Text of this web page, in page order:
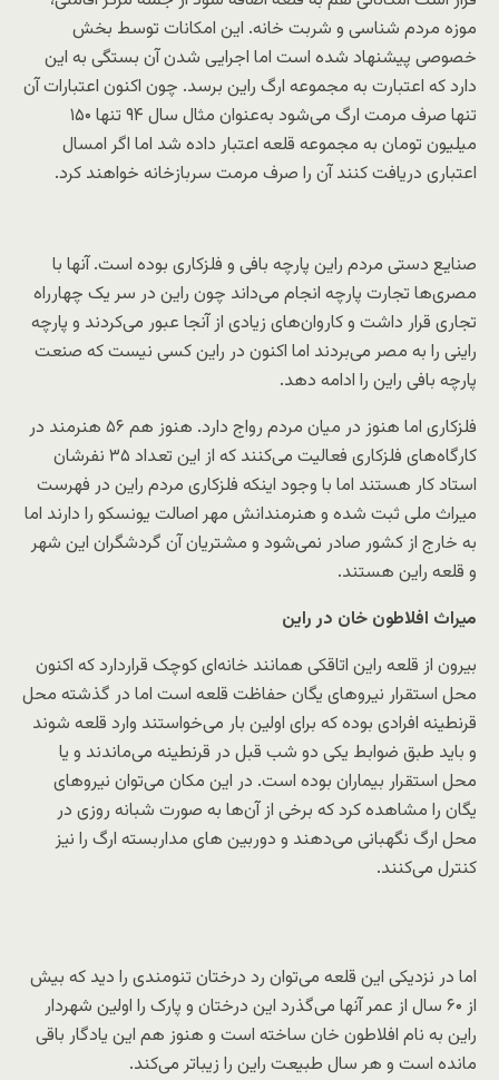
موزه مردم شناسی و شربت خانه. این امکانات توسط بخش
خصوصی پیشنهاد شده است اما اجرایی شدن آن بستگی به این
دارد که اعتبارت به مجموعه ارگ راین برسد. چون اکنون اعتبارات آن
تنها صرف مرمت ارگ می‌شود به‌عنوان مثال سال ۹۴ تنها ۱۵۰
میلیون تومان به مجموعه قلعه اعتبار داده شد اما اگر امسال
اعتباری دریافت کنند آن را صرف مرمت سربازخانه خواهند کرد.
صنایع دستی مردم راین پارچه بافی و فلزکاری بوده است. آنها با
مصری‌ها تجارت پارچه انجام می‌داند چون راین در سر یک چهارراه
تجاری قرار داشت و کاروان‌های زیادی از آنجا عبور می‌کردند و پارچه
راینی را به مصر می‌بردند اما اکنون در راین کسی نیست که صنعت
پارچه بافی راین را ادامه دهد.
فلزکاری اما هنوز در میان مردم رواج دارد. هنوز هم ۵۶ هنرمند در
کارگاه‌های فلزکاری فعالیت می‌کنند که از این تعداد ۳۵ نفرشان
استاد کار هستند اما با وجود اینکه فلزکاری مردم راین در فهرست
میراث ملی ثبت شده و هنرمندانش مهر اصالت یونسکو را دارند اما
به خارج از کشور صادر نمی‌شود و مشتریان آن گردشگران این شهر
و قلعه راین هستند.
میراث افلاطون خان در راین
بیرون از قلعه راین اتاقکی همانند خانه‌ای کوچک قراردارد که اکنون
محل استقرار نیروهای یگان حفاظت قلعه است اما در گذشته محل
قرنطینه افرادی بوده که برای اولین بار می‌خواستند وارد قلعه شوند
و باید طبق ضوابط یکی دو شب قبل در قرنطینه می‌ماندند و یا
محل استقرار بیماران بوده است. در این مکان می‌توان نیروهای
یگان را مشاهده کرد که برخی از آن‌ها به صورت شبانه روزی در
محل ارگ نگهبانی می‌دهند و دوربین های مداربسته ارگ را نیز
کنترل می‌کنند.
اما در نزدیکی این قلعه می‌توان رد درختان تنومندی را دید که بیش
از ۶۰ سال از عمر آنها می‌گذرد این درختان و پارک را اولین شهردار
راین به نام افلاطون خان ساخته است و هنوز هم این یادگار باقی
مانده است و هر سال طبیعت راین را زیباتر می‌کند.